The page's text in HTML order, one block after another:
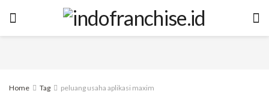
Home Tag peluang usaha aplikasi maxim